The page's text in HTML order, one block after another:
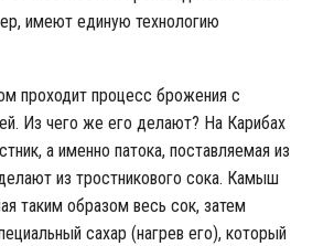
имеют единую технологию
проходит процесс брожения с
Из чего же его делают? На Карибах
а именно патока, поставляемая из
из тростникового сока. Камыш
таким образом весь сок, затем
сахар (нагрев его), который